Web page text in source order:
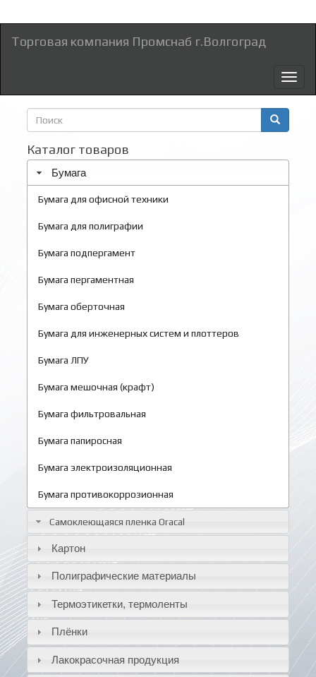
Торговая компания Промснаб г.Волгоград
Форма
поиска
Каталог товаров
Бумага
Бумага для офисной техники
Бумага для полиграфии
Бумага подпергамент
Бумага пергаментная
Бумага оберточная
Бумага для инженерных систем и плоттеров
Бумага ЛПУ
Бумага мешочная (крафт)
Бумага фильтровальная
Бумага папиросная
Бумага электроизоляционная
Бумага противокоррозионная
Самоклеющаяся пленка Oracal
Картон
Полиграфические материалы
Термоэтикетки, термоленты
Плёнки
Лакокрасочная продукция